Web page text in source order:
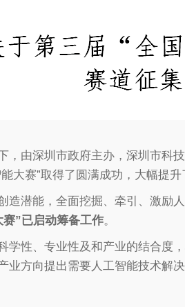
，由深圳市政府主办，深圳市科
大赛”取得了圆满成功，大幅提
造潜能，全面挖掘、牵引、激励
”已启动筹备工作。
学性、专业性及和产业的结合度，
业方向提出需要人工智能技术解决